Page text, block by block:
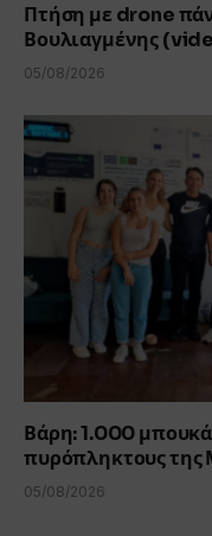
Πτήση με drone
Βουλιαγμένης
05/08/2026
Βάρη: 1.000
πυρόπληκτους της
05/08/2026